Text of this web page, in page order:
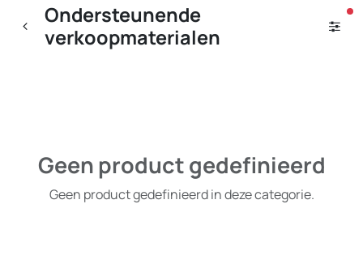
Ondersteunende
verkoopmaterialen
Geen product gedefinieerd
Geen product gedefinieerd in deze categorie.